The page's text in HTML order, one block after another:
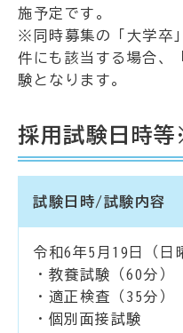
施予定です。
※同時募集の「大学卒
件にも該当する場合、
験となります。
採用試験日時
試験日時/試験内容
令和6年5月19日（日
・教養試験（60分）
・適正検査（35分）
・個別面接試験